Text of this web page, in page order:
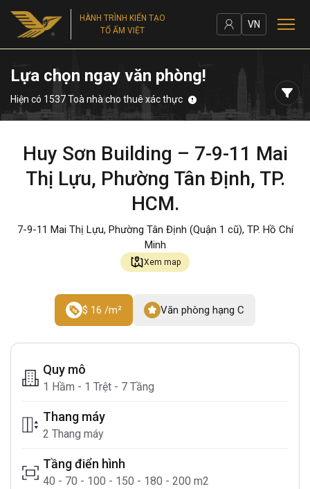
HÀNH TRÌNH KIẾN TẠO
TỔ ẤM VIỆT
VN
Lựa chọn ngay văn phòng!
Hiện có 1537 Toà nhà cho thuê xác thực
Huy Sơn Building – 7-9-11 Mai
Thị Lựu, Phường Tân Định, TP.
HCM.
7-9-11 Mai Thị Lựu, Phường Tân Định (Quận 1 cũ), TP. Hồ Chí
Minh
Xem map
$ 16 /m² Văn phòng hạng C
Quy mô
1 Hầm - 1 Trệt - 7 Tầng
Thang máy
2 Thang máy
Tầng điển hình
40 - 70 - 100 - 150 - 180 - 200 m2